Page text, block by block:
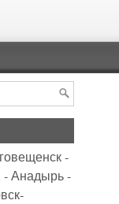
-
-Анадырь-